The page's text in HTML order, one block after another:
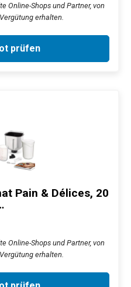
Online-Shops und Partner, von
erhalten.
prüfen
Pain & Délices, 20
Online-Shops und Partner, von
erhalten.